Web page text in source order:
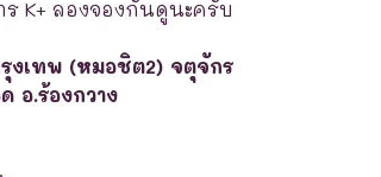
ร K+ ลองจองกันดูนะครับ
งเทพ (หมอชิต2) จตุจักร
อ.ร้องกวาง